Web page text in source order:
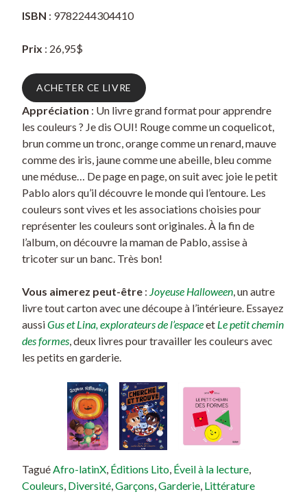
ISBN : 9782244304410
Prix : 26,95$
ACHETER CE LIVRE
Appréciation : Un livre grand format pour apprendre
les couleurs ? Je dis OUI! Rouge comme un coquelicot,
brun comme un tronc, orange comme un renard, mauve
comme des iris, jaune comme une abeille, bleu comme
une méduse… De page en page, on suit avec joie le petit
Pablo alors qu’il découvre le monde qui l’entoure. Les
couleurs sont vives et les associations choisies pour
représenter les couleurs sont originales. À la fin de
l’album, on découvre la maman de Pablo, assise à
tricoter sur un banc. Très bon!
Vous aimerez peut-être : Joyeuse Halloween, un autre
livre tout carton avec une découpe à l’intérieure. Essayez
aussiGus et Lina, explorateurs de l’espaceet Le petit chemin
des formes, deux livres pour travailler les couleurs avec
les petits en garderie.
TaguéAfro-latinX, Éditions Lito, Éveil à la lecture,
Couleurs, Diversité,Garçons,Garderie, Littérature